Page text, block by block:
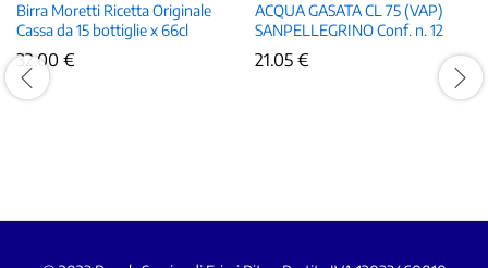
Birra Moretti Ricetta Originale
Cassa da 15 bottiglie x 66cl
32.00 €
ACQUA GASATA CL 75 (VAP)
SANPELLEGRINO Conf. n. 12
21.05 €